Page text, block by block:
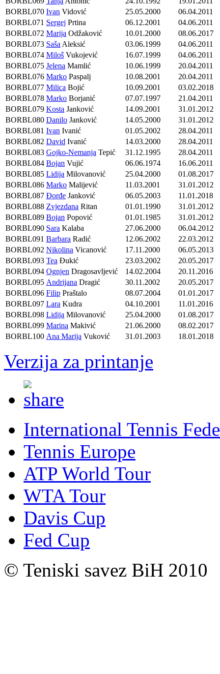
BORBL070 Ivan Vidović 25.05.2000
06.04.2011
BORBL071 Sergej Prtina 06.12.2001
04.06.2011
BORBL072 Marija Odžaković 10.01.2000
08.06.2017
BORBL073 Saša Aleksić 03.06.1999
04.06.2011
BORBL074 Miloš Vukojević 16.07.1999
04.06.2011
BORBL075 Jelena Mamlić 10.06.1999
20.04.2011
BORBL076 Marko Paspalj 10.08.2001
20.04.2011
BORBL077 Milica Bojić 10.09.2001
03.02.2018
BORBL078 Marko Borjanić 07.07.1997
21.04.2011
BORBL079 Kosta Janković 14.09.2001
31.01.2012
BORBL080 Danilo Janković 14.05.2000
31.01.2012
BORBL081 Ivan Ivanić 01.05.2002
28.04.2011
BORBL082 David Ivanić 14.03.2000
28.04.2011
BORBL083 Gojko-Nemanja Tepić 31.12.1995
28.04.2011
BORBL084 Bojan Vujić 06.06.1974
16.06.2011
BORBL085 Lidija Milovanović 25.04.2000
01.08.2017
BORBL086 Marko Malijević 11.03.2001
31.01.2012
BORBL087 Đorđe Janković 06.05.2003
11.01.2018
BORBL088 Zvjezdana Ritan 01.01.1990
31.01.2012
BORBL089 Bojan Popović 01.01.1985
31.01.2012
BORBL090 Sara Kalaba 27.06.2000
06.04.2012
BORBL091 Barbara Radić 12.06.2002
22.03.2012
BORBL092 Nikolina Vicanović 17.11.2000
06.05.2013
BORBL093 Tea Đukić 23.03.2002
20.05.2017
BORBL094 Ognjen Dragosavljević 14.02.2004
20.11.2016
BORBL095 Andrijana Dragić 30.11.2002
20.05.2017
BORBL096 Filip Praštalo 08.07.2004
01.01.2017
BORBL097 Lara Kudra 04.10.2001
11.01.2016
BORBL098 Lidija Milovanović 25.04.2000
01.08.2017
BORBL099 Marina Makivić 21.06.2000
08.02.2017
BORBL100 Ana Marija Vuković 31.01.2003 18.01.2018
Verzija za printanje
International Tennis
Tennis Europe
ATP World Tour
WTA Tour
Davis Cup
Fed Cup
© Teniski savez BiH 2010